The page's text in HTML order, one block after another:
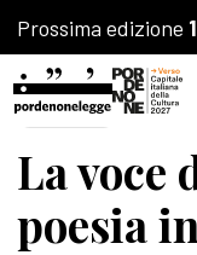
Prossima edizione
POESIA
La voce
poesia